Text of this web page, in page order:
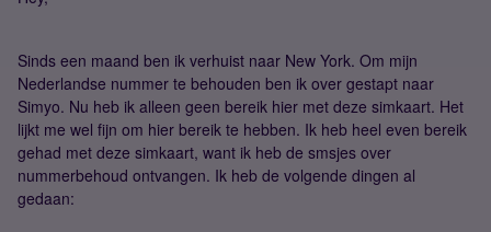
Sinds een maand ben ik verhuist naar New York. Om mijn
Nederlandse nummer te behouden ben ik over gestapt naar
Simyo. Nu heb ik alleen geen bereik hier met deze simkaart. Het
lijkt me wel fijn om hier bereik te hebben. Ik heb heel even bereik
gehad met deze simkaart, want ik heb de smsjes over
nummerbehoud ontvangen. Ik heb de volgende dingen al
gedaan: